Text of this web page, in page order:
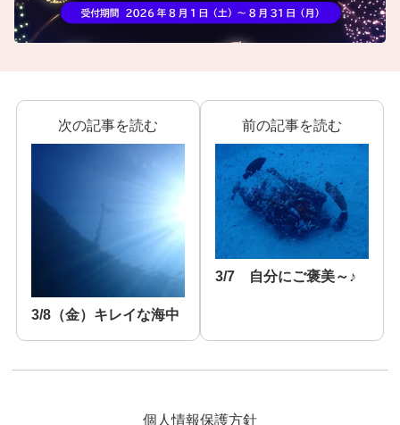
次の記事を読む
3/8（金）キレイな海中
前の記事を読む
3/7 自分にご褒美～♪
個人情報保護方針